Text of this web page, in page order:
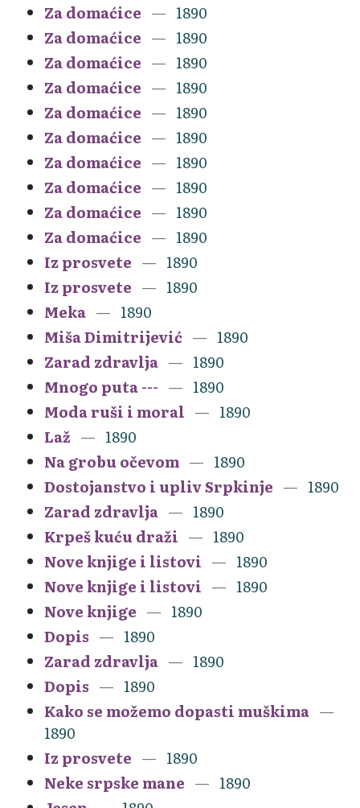
Za domaćice
1890
Za domaćice
1890
Za domaćice
1890
Za domaćice
1890
Za domaćice
1890
Za domaćice
1890
Za domaćice
1890
Za domaćice
1890
Za domaćice
1890
Za domaćice
1890
Iz prosvete
1890
Iz prosvete
1890
Meka
1890
Miša Dimitrijević
1890
Zarad zdravlja
1890
Mnogo puta ---
1890
Moda ruši i moral
1890
Laž
1890
Na grobu očevom
1890
Dostojanstvo i upliv Srpkinje
1890
Zarad zdravlja
1890
Krpeš kuću draži
1890
Nove knjige i listovi
1890
Nove knjige i listovi
1890
Nove knjige
1890
Dopis
1890
Zarad zdravlja
1890
Dopis
1890
Kako se možemo dopasti muškima
1890
Iz prosvete
1890
Neke srpske mane
1890